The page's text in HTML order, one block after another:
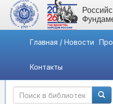
Главная / Новости
Контакты
Быстрый доступ